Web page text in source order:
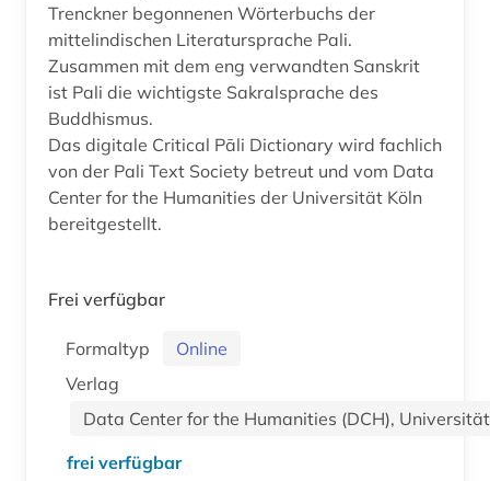
Trenckner begonnenen Wörterbuchs der
mittelindischen Literatursprache Pali.
Zusammen mit dem eng verwandten Sanskrit
ist Pali die wichtigste Sakralsprache des
Buddhismus.
Das digitale Critical Pāli Dictionary wird fachlich
von der Pali Text Society betreut und vom Data
Center for the Humanities der Universität Köln
bereitgestellt.
Frei verfügbar
Formaltyp
Online
Verlag
Data Center for the Humanities (DCH),
frei verfügbar